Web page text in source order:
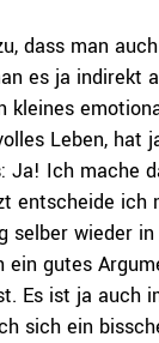
dass man
es ja indirekt
kleines
Leben, hat
Ja! Ich mache
entscheide ich
selber wieder
ein gutes
Es ist ja auch
sich ein